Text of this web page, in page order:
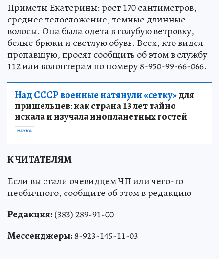
Приметы Екатерины: рост 170 сантиметров,
среднее телосложение, темные длинные
волосы. Она была одета в голубую ветровку,
белые брюки и светлую обувь. Всех, кто видел
пропавшую, просят сообщить об этом в службу
112 или волонтерам по номеру 8-950-99-66-066.
Над СССР военные натянули «сетку»для
пришельцев: как страна 13 лет тайно
искала и изучала инопланетных гостей
НАУКА
К ЧИТАТЕЛЯМ
Если вы стали очевидцем ЧП или чего-то
необычного, сообщите об этом в редакцию
Редакция:(383) 289-91-00
Мессенджеры:8-923-145-11-03